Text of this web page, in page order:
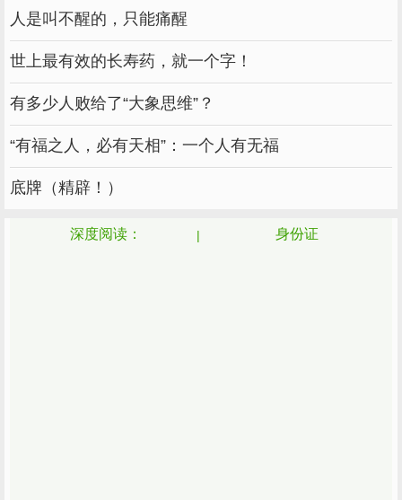
6号的人比较随和，心胸宽广，总能从容面对一
切。
这种冷静不是因为他们有多稳定，而是因为他们
天生乐观。
都说爱笑的人运气不会太差，他们属于这种人。
我不知道，正是因为他们平静地面对一切，他们
人是叫不醒的，只能痛醒
世上最有效的长寿药，就一个字！
有多少人败给了“大象思维”？
“有福之人，必有天相”：一个人有无福
底牌（精辟！）
深度阅读： 身份证